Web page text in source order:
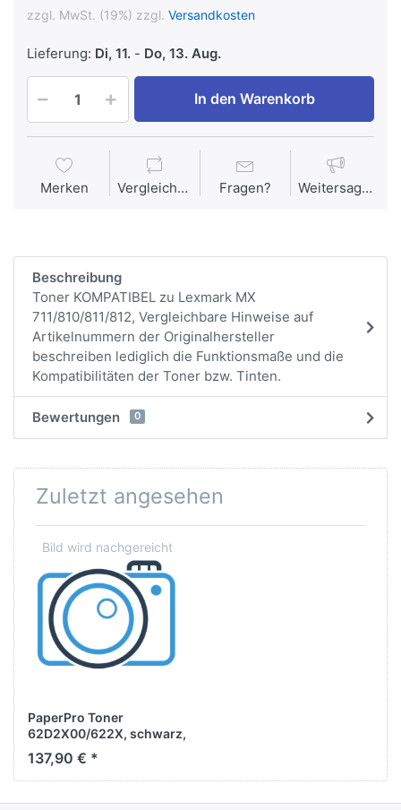
zzgl. MwSt. (19%) zzgl. Versandkosten
Lieferung: Di, 11. - Do, 13. Aug.
In den Warenkorb
Merken Vergleichen Fragen? Weitersagen
Beschreibung
Toner KOMPATIBEL zu Lexmark MX
711/810/811/812, Vergleichbare Hinweise auf
Artikelnummern der Originalhersteller
beschreiben lediglich die Funktionsmaße und die
Kompatibilitäten der Toner bzw. Tinten.
Bewertungen 0
Zuletzt angesehen
PaperPro Toner
62D2X00/622X, schwarz,
ca. 45.000 Seiten
137,90 € *